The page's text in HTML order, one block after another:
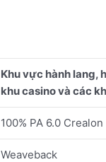
Khu vực hành lang,
khu casino và các
100% PA 6.0 Crealon
Weaveback